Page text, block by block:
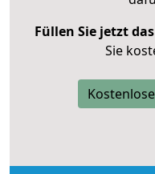
Füllen Sie jetzt
Sie